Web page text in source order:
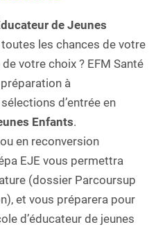
de Jeunes
les chances de votre
votre choix ? EFM Santé
à
d’entrée en
Enfants.
en reconversion
EJE vous permettra
(dossier Parcoursup
et vous préparera pour
d’éducateur de jeunes